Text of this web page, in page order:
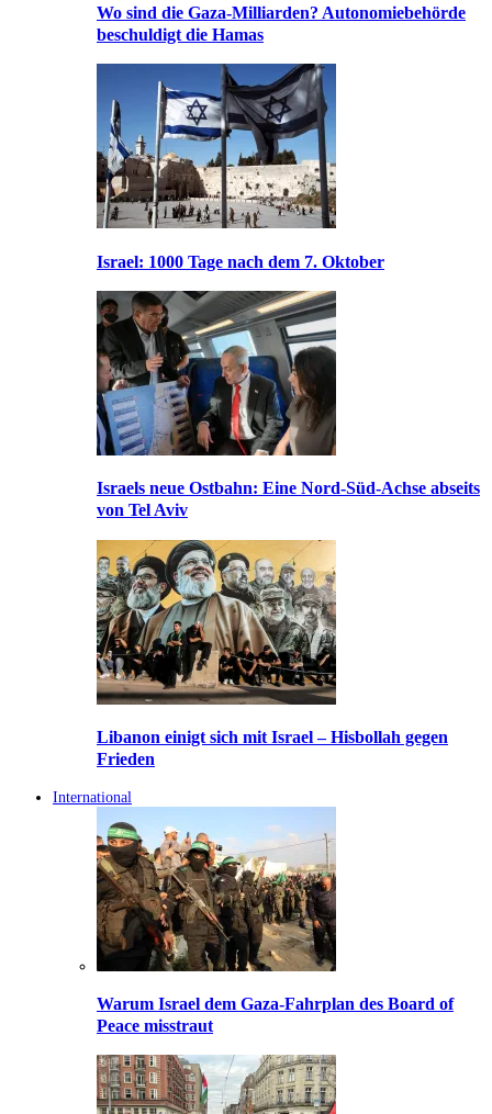
Wo sind die Gaza-Milliarden? Autonomiebehörde
beschuldigt die Hamas
Israel: 1000 Tage nach dem 7. Oktober
Israels neue Ostbahn: Eine Nord-Süd-Achse abseits
von Tel Aviv
Libanon einigt sich mit Israel – Hisbollah gegen
Frieden
International
Warum Israel dem Gaza-Fahrplan des Board of
Peace misstraut